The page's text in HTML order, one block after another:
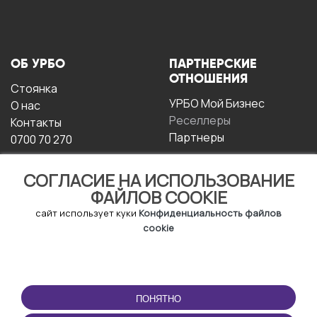
СОГЛАСИЕ НА ИСПОЛЬЗОВАНИЕ
ФАЙЛОВ COOKIE
сайт использует куки Конфиденциальность файлов
cookie
ПОНЯТНО
ОБ УРБО
Стоянка
О нас
Контакты
0700 70 270
ПАРТНЕРСКИЕ
ОТНОШЕНИЯ
УРБО Мой Бизнес
Реселлеры
Партнеры
ЭКСПЛУАТАЦИИ
Условия и положения
ПРИЛОЖЕНИЕ